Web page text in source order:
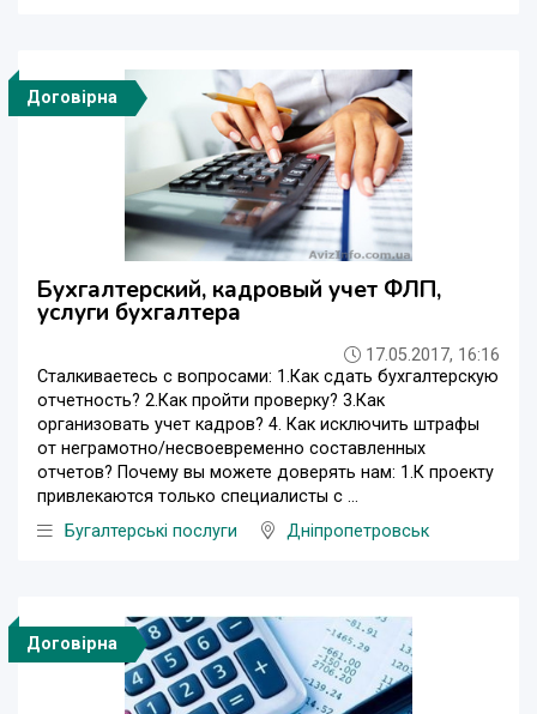
Договірна
Бухгалтерский, кадровый учет ФЛП,
услуги бухгалтера
17.05.2017, 16:16
Сталкиваетесь с вопросами: 1.Как сдать бухгалтерскую
отчетность? 2.Как пройти проверку? 3.Как
организовать учет кадров? 4. Как исключить штрафы
от неграмотно/несвоевременно составленных
отчетов? Почему вы можете доверять нам: 1.К проекту
привлекаются только специалисты с ...
Бугалтерські послуги
Дніпропетровськ
Договірна